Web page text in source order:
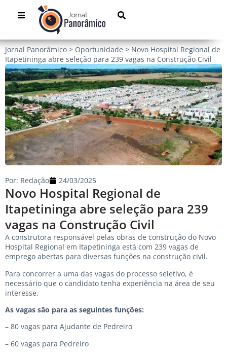
Jornal Panorâmico > Oportunidade > Novo Hospital Regional de
Itapetininga abre seleção para 239 vagas na Construção Civil
Novo Hospital Regional de
Itapetininga abre seleção para 239
vagas na Construção Civil
Por: Redação 24/03/2025
A construtora responsável pelas obras de construção do Novo
Hospital Regional em Itapetininga está com 239 vagas de
emprego abertas para diversas funções na construção civil.
Para concorrer a uma das vagas do processo seletivo, é
necessário que o candidato tenha experiência na área de seu
interesse.
As vagas são para as seguintes funções:
– 80 vagas para Ajudante de Pedreiro
– 60 vagas para Pedreiro